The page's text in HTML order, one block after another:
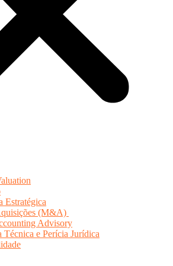
Estratégica
(M&A)
Advisory
Técnica e Perícia Jurídica